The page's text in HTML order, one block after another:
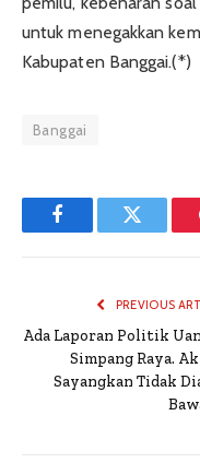
untuk menegakkan
Kabupaten Banggai.(*)
Banggai
FacebookTwitter
PREVIOUS
Ada Laporan Politik
Simpang Raya.
Sayangkan Tidak